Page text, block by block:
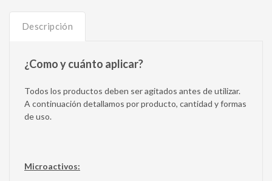
Descripción
¿Como y cuánto aplicar?
Todos los productos deben ser agitados antes de utilizar.
A continuación detallamos por producto, cantidad y formas
de uso.
Microactivos: